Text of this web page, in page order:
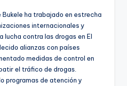
Bukele ha trabajado en estrecha
internacionales y
lucha contra las drogas en El
alianzas con países
medidas de control en
el tráfico de drogas.
programas de atención y